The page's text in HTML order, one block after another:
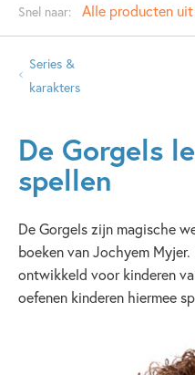
Snel naar: Alle producten
Series &
karakters
De Gorgels
spellen
De Gorgels zijn magische
boeken van Jochyem
ontwikkeld voor kinderen
oefenen kinderen hiermee